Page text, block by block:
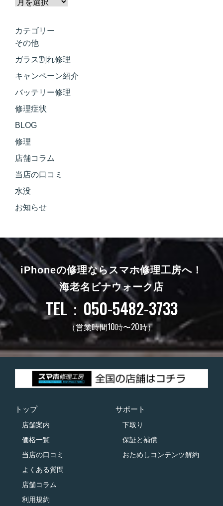
カテゴリー
その他
ガラス割れ修理
キャンペーン紹介
バッテリー修理
修理症状
BLOG
修理
店舗コラム
当店の口コミ
水没
お知らせ
iPhoneの修理ならスマホ修理工房へ！
海老名ビナウォーク店
TEL：050-5482-3733
（営業時間10時〜20時）
トップ
店舗案内
価格一覧
当店の口コミ
よくある質問
店舗コラム
利用規約
サポート
下取り
保証と補償
おためしコンテンツ解約